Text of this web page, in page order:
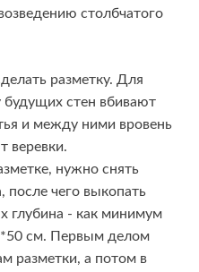
столбчатого
разметку. Для
будущих стен вбивают
и между ними вровень
веревки.
нужно снять
после чего выкопать
глубина - как минимум
см. Первым делом
разметки, а потом в